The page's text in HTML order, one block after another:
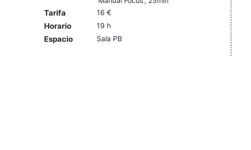
Tarifa 16 €
Horario 19 h
Espacio Sala PB